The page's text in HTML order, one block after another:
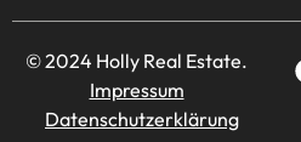
© 2024 Holly Real Estate.
Impressum
Datenschutzerklärung